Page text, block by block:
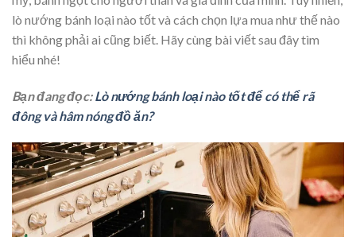
lò nướng bánh loại nào tốt và cách chọn lựa mua như thế nào
thì không phải ai cũng biết. Hãy cùng bài viết sau đây tìm
hiểu nhé!
Bạn đang đọc:Lò nướng bánh loại nào tốt để có thể rã
đông và hâm nóng đồ ăn?